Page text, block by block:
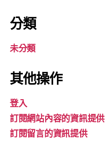
分類
未分類
其他操作
登入
訂閱網站內容的資訊提供
訂閱留言的資訊提供